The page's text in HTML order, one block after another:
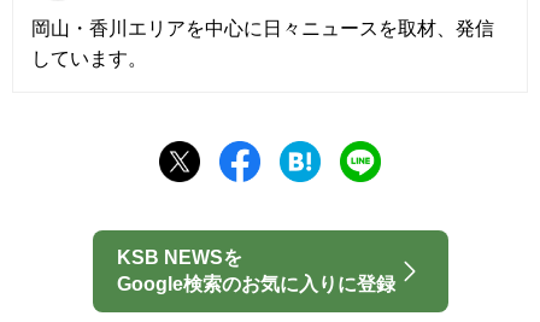
岡山・香川エリアを中心に日々ニュースを取材、発信
しています。
KSB NEWSを
Google検索のお気に入りに登録